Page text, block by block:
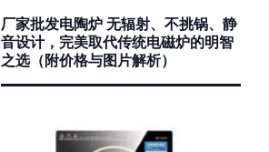
厂家批发电陶炉 无辐射、不挑锅、静
音设计，完美取代传统电磁炉的明智
之选（附价格与图片解析）